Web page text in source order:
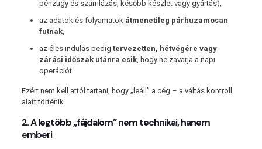
pénzügy és számlázás, később készlet vagy gyártás),
az adatok és folyamatok átmenetileg párhuzamosan
futnak,
az éles indulás pedig tervezetten, hétvégére vagy
zárási időszak utánra esik, hogy ne zavarja a napi
operációt.
Ezért nem kell attól tartani, hogy „leáll” a cég – a váltás kontroll
alatt történik.
2. A legtöbb „fájdalom” nem technikai, hanem
emberi